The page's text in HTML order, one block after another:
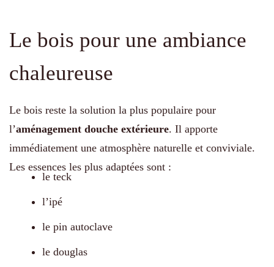
Le bois pour une ambiance
chaleureuse
Le bois reste la solution la plus populaire pour
l’aménagement douche extérieure. Il apporte
immédiatement une atmosphère naturelle et conviviale.
Les essences les plus adaptées sont :
le teck
l’ipé
le pin autoclave
le douglas